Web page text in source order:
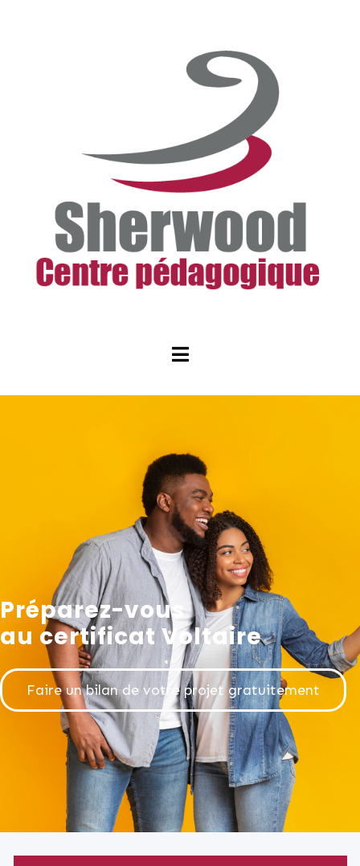
Préparez-vous
au certificat Voltaire
Faire un bilan de votre projet gratuitement